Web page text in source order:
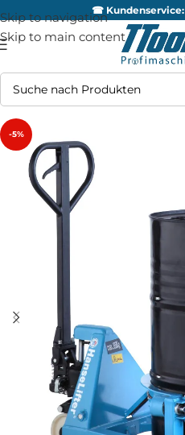
Skip to navigation
Skip to main content
☎ Kundenservice:
-5%